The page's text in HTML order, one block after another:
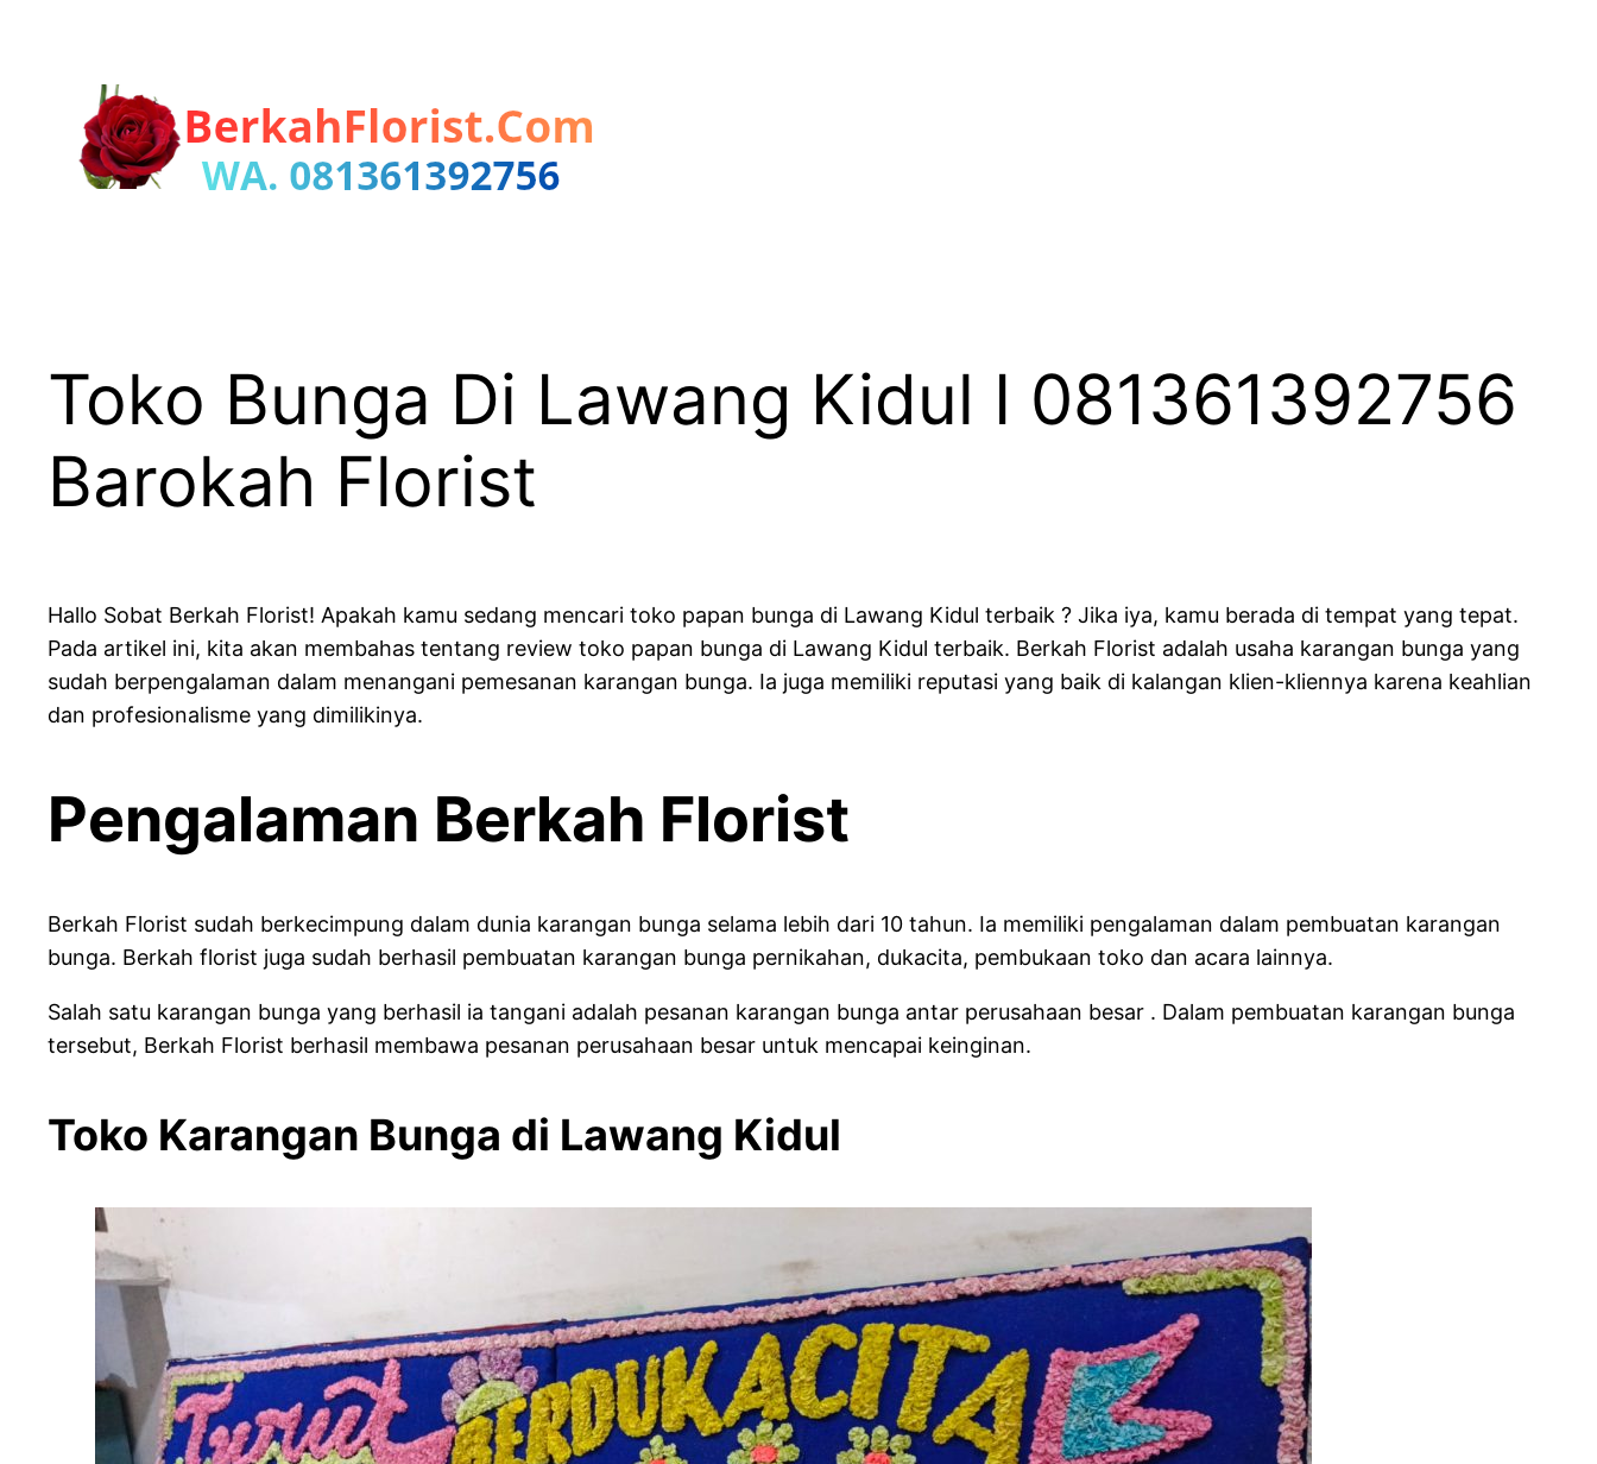
Toko Bunga Di Lawang Kidul I 081361392756
Barokah Florist
Hallo Sobat Berkah Florist! Apakah kamu sedang mencari toko papan bunga di Lawang Kidul terbaik ? Jika iya, kamu berada di tempat yang tepat.
Pada artikel ini, kita akan membahas tentang review toko papan bunga di Lawang Kidul terbaik. Berkah Florist adalah usaha karangan bunga yang
sudah berpengalaman dalam menangani pemesanan karangan bunga. Ia juga memiliki reputasi yang baik di kalangan klien-kliennya karena keahlian
dan profesionalisme yang dimilikinya.
Pengalaman Berkah Florist
Berkah Florist sudah berkecimpung dalam dunia karangan bunga selama lebih dari 10 tahun. Ia memiliki pengalaman dalam pembuatan karangan
bunga. Berkah florist juga sudah berhasil pembuatan karangan bunga pernikahan, dukacita, pembukaan toko dan acara lainnya.
Salah satu karangan bunga yang berhasil ia tangani adalah pesanan karangan bunga antar perusahaan besar . Dalam pembuatan karangan bunga
tersebut, Berkah Florist berhasil membawa pesanan perusahaan besar untuk mencapai keinginan.
Toko Karangan Bunga di Lawang Kidul